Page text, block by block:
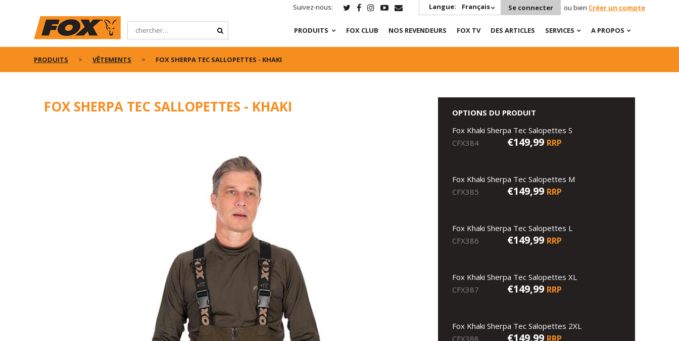
Suivez-nous: Langue: Français Se connecter ou bien Créer un compte
PRODUITS FOX CLUB NOS REVENDEURS FOX TV DES ARTICLES SERVICES A PROPOS
PRODUITS VÊTEMENTS FOX SHERPA TEC SALLOPETTES - KHAKI
FOX SHERPA TEC SALLOPETTES - KHAKI
OPTIONS DU PRODUIT
Fox Khaki Sherpa Tec Salopettes S
CFX384
€149,99 RRP
Fox Khaki Sherpa Tec Salopettes M
CFX385
€149,99 RRP
Fox Khaki Sherpa Tec Salopettes L
CFX386
€149,99 RRP
Fox Khaki Sherpa Tec Salopettes XL
CFX387
€149,99 RRP
Fox Khaki Sherpa Tec Salopettes 2XL
CFX388
€149,99 RRP